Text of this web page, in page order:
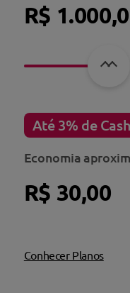
R$
Até 3% de
Economia
R$ 30,00
Conhecer Planos